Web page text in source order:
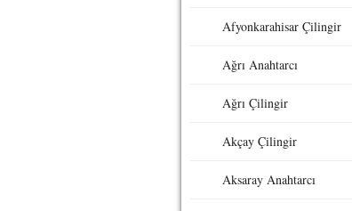
Afyonkarahisar Çilingir
Ağrı Anahtarcı
Ağrı Çilingir
Akçay Çilingir
Aksaray Anahtarcı